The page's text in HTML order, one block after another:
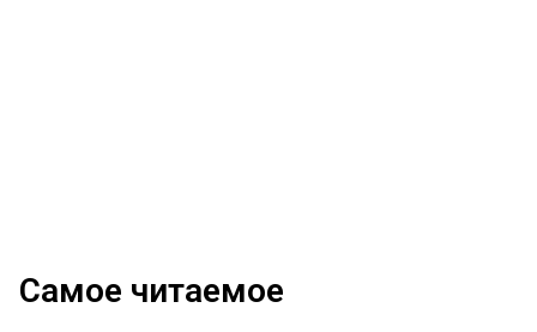
Самое читаемое